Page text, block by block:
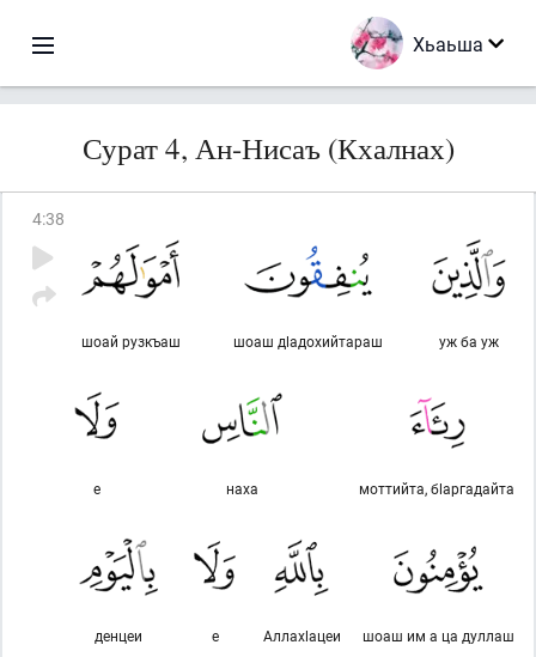
Хьаьша
Сурат 4, Ан-Нисаъ (Кхалнах)
4:38
уж ба уж
шоаш дlадохийтараш
шоай рузкъаш
моттийта, бlаргадайта
наха
е
шоаш им а ца дуллаш
Аллахlацеи
е
денцеи